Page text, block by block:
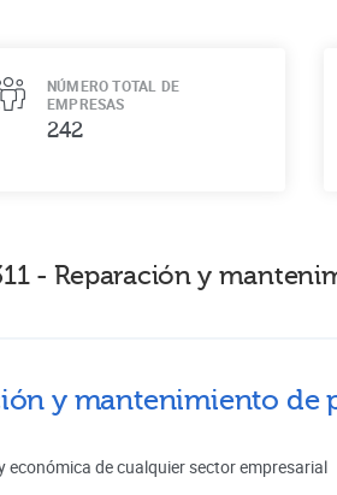
NÚMERO TOTAL DE
EMPRESAS
242
- Reparación y
y mantenimiento de
de cualquier sector empresarial